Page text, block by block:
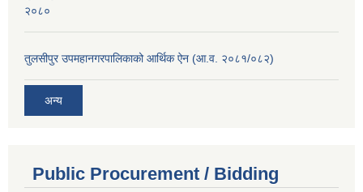
२०८०
तुलसीपुर उपमहानगरपालिकाको आर्थिक ऐन (आ.व. २०८१/०८२)
अन्य
Public Procurement / Bidding